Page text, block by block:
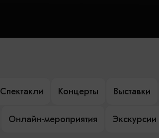
Спектакли Концерты Выставки
Онлайн-мероприятия